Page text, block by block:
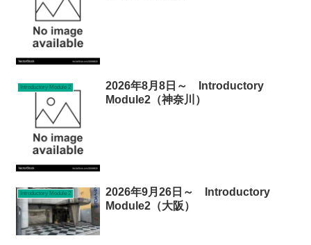
Introductory Module 2
2026年8月8日～ Introductory
Module2（神奈川）
Introductory Module 2
2026年9月26日～ Introductory
Module2（大阪）